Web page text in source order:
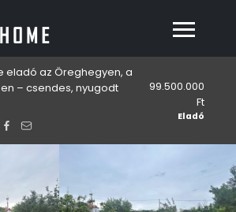
eladó az Öreghegyen, a
– csendes, nyugodt
99.500.000
Ft
Eladó